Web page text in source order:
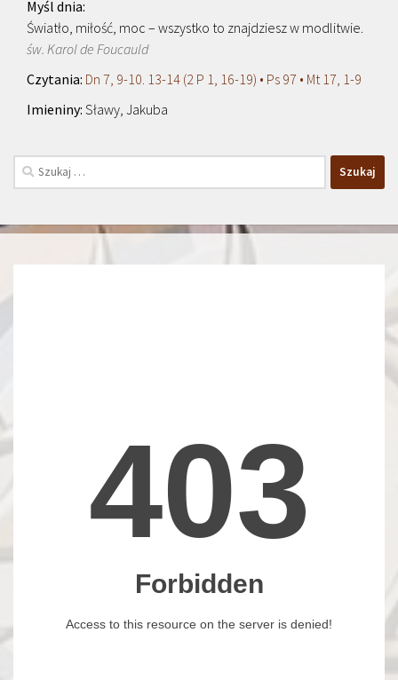
Światło, miłość, moc – wszystko to znajdziesz w modlitwie.
św. Karol de Foucauld
Dn 7, 9-10. 13-14 (2 P 1, 16-19) • Ps 97 • Mt 17, 1-9
Sławy, Jakuba
Szukaj: